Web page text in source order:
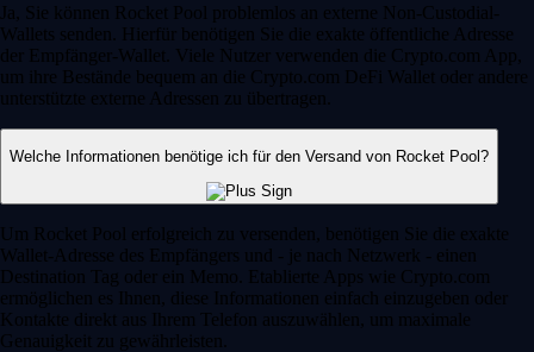
Ja, Sie können Rocket Pool problemlos an externe Non-Custodial-
Wallets senden. Hierfür benötigen Sie die exakte öffentliche Adresse
der Empfänger-Wallet. Viele Nutzer verwenden die Crypto.com App,
um ihre Bestände bequem an die Crypto.com DeFi Wallet oder andere
unterstützte externe Adressen zu übertragen.
Welche Informationen benötige ich für den Versand von Rocket Pool?
Um Rocket Pool erfolgreich zu versenden, benötigen Sie die exakte
Wallet-Adresse des Empfängers und - je nach Netzwerk - einen
Destination Tag oder ein Memo. Etablierte Apps wie Crypto.com
ermöglichen es Ihnen, diese Informationen einfach einzugeben oder
Kontakte direkt aus Ihrem Telefon auszuwählen, um maximale
Genauigkeit zu gewährleisten.